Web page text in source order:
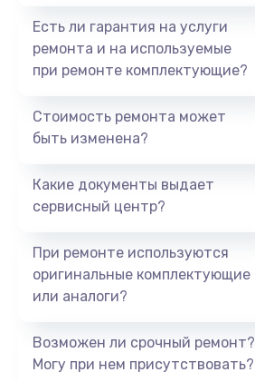
Есть ли гарантия на услуги
ремонта и на используемые
при ремонте комплектующие?
Стоимость ремонта может
быть изменена?
Какие документы выдает
сервисный центр?
При ремонте используются
оригинальные комплектующие
или аналоги?
Возможен ли срочный ремонт?
Могу при нем присутствовать?